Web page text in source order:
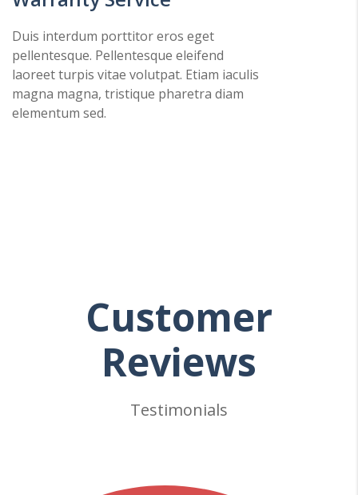
Duis interdum porttitor eros eget
pellentesque. Pellentesque eleifend
laoreet turpis vitae volutpat. Etiam iaculis
magna magna, tristique pharetra diam
elementum sed.
Customer
Reviews
Testimonials